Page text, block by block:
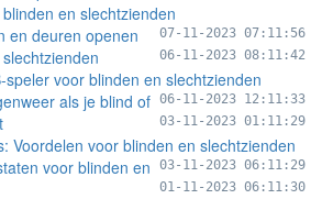
en slechtzienden
07-11-2023 07:11:56
en deuren openen
06-11-2023 08:11:42
speler voor blinden en slechtzienden
06-11-2023 12:11:33
als je blind of
03-11-2023 01:11:29
Voordelen voor blinden en slechtzienden
03-11-2023 06:11:29
voor blinden en
01-11-2023 06:11:30